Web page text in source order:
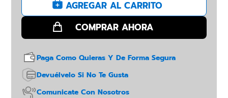
Paga Como Quieras Y De Forma Segura
Devuélvelo Si No Te Gusta
Comunicate Con Nosotros